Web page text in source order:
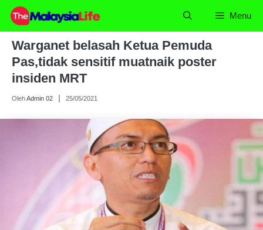
Skip
content
Menu
Warganet belasah Ketua Pemuda
Pas,tidak sensitif muatnaik poster
insiden MRT
OlehAdmin 02 25/05/2021